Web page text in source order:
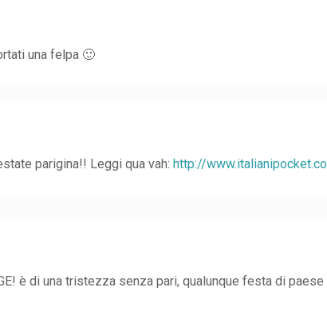
una felpa 🙂
parigina!! Leggi qua vah: http://
è di una tristezza senza pari, qualunque festa di